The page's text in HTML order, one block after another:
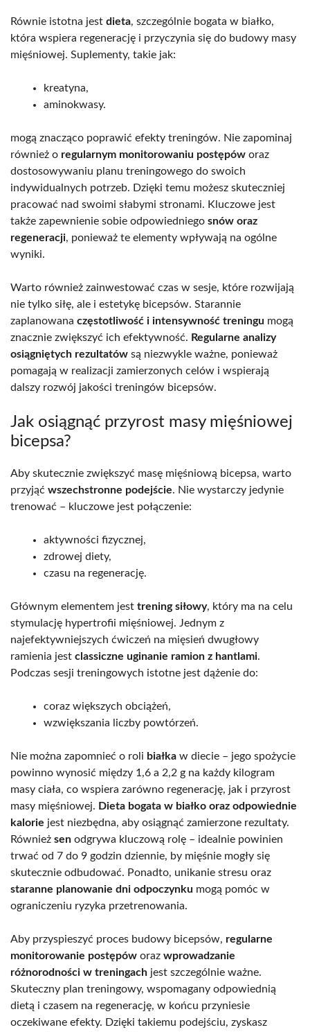
Równie istotna jest dieta, szczególnie bogata w białko,
która wspiera regenerację i przyczynia się do budowy masy
mięśniowej. Suplementy, takie jak:
kreatyna,
aminokwasy.
mogą znacząco poprawić efekty treningów. Nie zapominaj
również o regularnym monitorowaniu postępów oraz
dostosowywaniu planu treningowego do swoich
indywidualnych potrzeb. Dzięki temu możesz skuteczniej
pracować nad swoimi słabymi stronami. Kluczowe jest
także zapewnienie sobie odpowiedniego snów oraz
regeneracji, ponieważ te elementy wpływają na ogólne
wyniki.
Warto również zainwestować czas w sesje, które rozwijają
nie tylko siłę, ale i estetykę bicepsów. Starannie
zaplanowana częstotliwość i intensywność treningu mogą
znacznie zwiększyć ich efektywność. Regularne analizy
osiągniętych rezultatów są niezwykle ważne, ponieważ
pomagają w realizacji zamierzonych celów i wspierają
dalszy rozwój jakości treningów bicepsów.
Jak osiągnąć przyrost masy mięśniowej
bicepsa?
Aby skutecznie zwiększyć masę mięśniową bicepsa, warto
przyjąć wszechstronne podejście. Nie wystarczy jedynie
trenować – kluczowe jest połączenie:
aktywności fizycznej,
zdrowej diety,
czasu na regenerację.
Głównym elementem jest trening siłowy, który ma na celu
stymulację hypertrofii mięśniowej. Jednym z
najefektywniejszych ćwiczeń na mięsień dwugłowy
ramienia jest classiczne uginanie ramion z hantlami.
Podczas sesji treningowych istotne jest dążenie do:
coraz większych obciążeń,
wzwiększania liczby powtórzeń.
Nie można zapomnieć o roli białka w diecie – jego spożycie
powinno wynosić między 1,6 a 2,2 g na każdy kilogram
masy ciała, co wspiera zarówno regenerację, jak i przyrost
masy mięśniowej. Dieta bogata w białko oraz odpowiednie
kalorie jest niezbędna, aby osiągnąć zamierzone rezultaty.
Również sen odgrywa kluczową rolę – idealnie powinien
trwać od 7 do 9 godzin dziennie, by mięśnie mogły się
skutecznie odbudować. Ponadto, unikanie stresu oraz
staranne planowanie dni odpoczynku mogą pomóc w
ograniczeniu ryzyka przetrenowania.
Aby przyspieszyć proces budowy bicepsów, regularne
monitorowanie postępów oraz wprowadzanie
różnorodności w treningach jest szczególnie ważne.
Skuteczny plan treningowy, wspomagany odpowiednią
dietą i czasem na regenerację, w końcu przyniesie
oczekiwane efekty. Dzięki takiemu podejściu, zyskasz